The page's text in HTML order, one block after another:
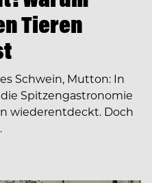
Tieren
Schwein, Mutton: In
Spitzengastronomie
wiederentdeckt. Doch